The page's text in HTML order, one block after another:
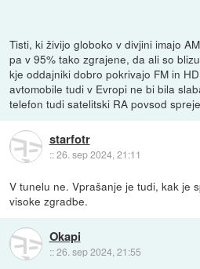
Tisti, ki živijo globoko v divjini imajo
pa v 95% tako zgrajene, da ali so
kje oddajniki dobro pokrivajo FM in
avtomobile tudi v Evropi ne bi bila
telefon tudi satelitski RA povsod
starfotr
::26. sep 2024, 21:11
V tunelu ne. Vprašanje je tudi, kak je
visoke zgradbe.
Okapi
::26. sep 2024, 21:55